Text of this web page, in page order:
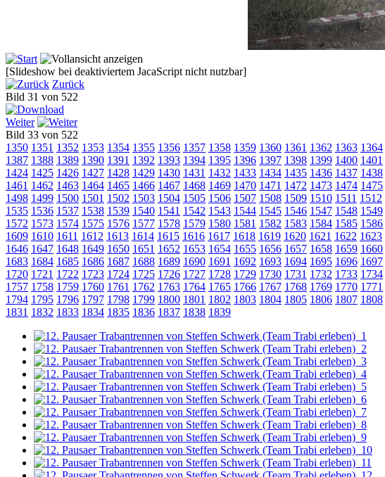
[Slideshow bei deaktiviertem JacaScript nicht nutzbar]
Zurück
Bild 31 von 522
Weiter
Bild 33 von 522
1350 1351 1352 1353 1354 1355 1356 1357 1358 1359 1360 1361 1362 1363 1364
1387 1388 1389 1390 1391 1392 1393 1394 1395 1396 1397 1398 1399 1400 1401
1424 1425 1426 1427 1428 1429 1430 1431 1432 1433 1434 1435 1436 1437 1438
1461 1462 1463 1464 1465 1466 1467 1468 1469 1470 1471 1472 1473 1474 1475
1498 1499 1500 1501 1502 1503 1504 1505 1506 1507 1508 1509 1510 1511 1512
1535 1536 1537 1538 1539 1540 1541 1542 1543 1544 1545 1546 1547 1548 1549
1572 1573 1574 1575 1576 1577 1578 1579 1580 1581 1582 1583 1584 1585 1586
1609 1610 1611 1612 1613 1614 1615 1616 1617 1618 1619 1620 1621 1622 1623
1646 1647 1648 1649 1650 1651 1652 1653 1654 1655 1656 1657 1658 1659 1660
1683 1684 1685 1686 1687 1688 1689 1690 1691 1692 1693 1694 1695 1696 1697
1720 1721 1722 1723 1724 1725 1726 1727 1728 1729 1730 1731 1732 1733 1734
1757 1758 1759 1760 1761 1762 1763 1764 1765 1766 1767 1768 1769 1770 1771
1794 1795 1796 1797 1798 1799 1800 1801 1802 1803 1804 1805 1806 1807 1808
1831 1832 1833 1834 1835 1836 1837 1838 1839